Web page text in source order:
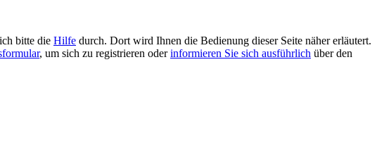
bitte die Hilfe durch. Dort wird Ihnen die Bedienung dieser Seite näher erläutert.
, um sich zu registrieren oderinformieren Sie sich ausführlich über den